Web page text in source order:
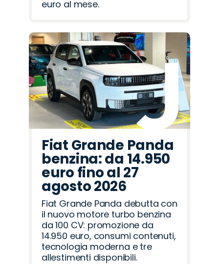
euro al mese.
Fiat Grande Panda
benzina: da 14.950
euro fino al 27
agosto 2026
Fiat Grande Panda debutta con
il nuovo motore turbo benzina
da 100 CV: promozione da
14.950 euro, consumi contenuti,
tecnologia moderna e tre
allestimenti disponibili.